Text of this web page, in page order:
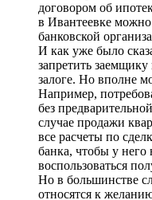
договором об
в Ивантеевке можно
банковской
И как уже было
запретить
залоге. Но вполне
Например,
без
случае продажи
все расчеты по
банка, чтобы у него
воспользоваться
Но в большинстве
относятся к